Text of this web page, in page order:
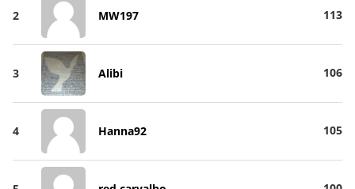
2 MW197 113
3 Alibi 106
4 Hanna92 105